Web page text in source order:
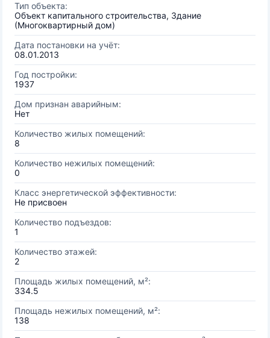
Тип объекта:
Объект капитального строительства, Здание
(Многоквартирный дом)
Дата постановки на учёт:
08.01.2013
Год постройки:
1937
Дом признан аварийным:
Нет
Количество жилых помещений:
8
Количество нежилых помещений:
0
Класс энергетической эффективности:
Не присвоен
Количество подъездов:
1
Количество этажей:
2
Площадь жилых помещений, м²:
334.5
Площадь нежилых помещений, м²:
138